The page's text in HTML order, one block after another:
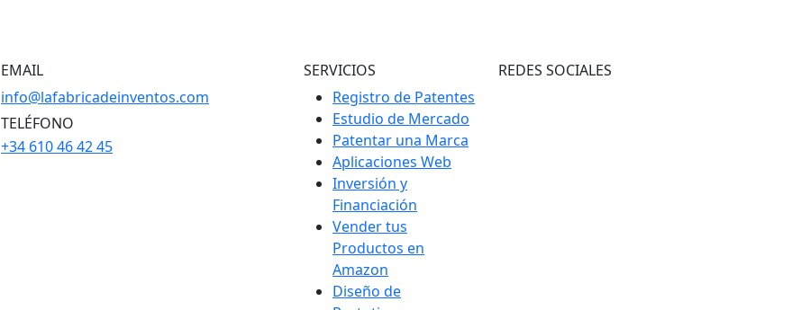
EMAIL
info@lafabricadeinventos.com
TELÉFONO
+34 610 46 42 45
SERVICIOS
Registro de Patentes
Estudio de Mercado
Patentar una Marca
Aplicaciones Web
Inversión y
Financiación
Vender tus
Productos en
Amazon
Diseño de
REDES SOCIALES